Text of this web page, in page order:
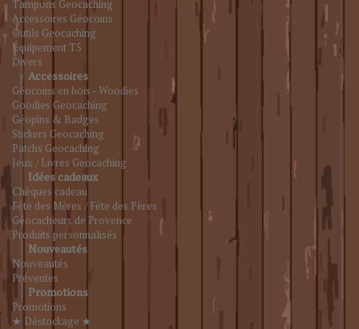
Tampons Geocaching
Accessoires Géocoins
Outils Geocaching
Équipement T5
Divers
Accessoires
Géocoins en bois - Woodies
Goodies Geocaching
Géopins & Badges
Stickers Geocaching
Patchs Geocaching
Jeux / Livres Geocaching
Idées cadeaux
Chèques cadeau
Fête des Mères / Fête des Pères
Géocacheurs de Provence
Produits personnalisés
Nouveautés
Nouveautés
Préventes
Promotions
Promotions
★ Déstockage ★